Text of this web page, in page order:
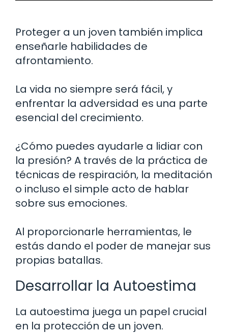
Proteger a un joven también implica
enseñarle habilidades de
afrontamiento.
La vida no siempre será fácil, y
enfrentar la adversidad es una parte
esencial del crecimiento.
¿Cómo puedes ayudarle a lidiar con
la presión? A través de la práctica de
técnicas de respiración, la meditación
o incluso el simple acto de hablar
sobre sus emociones.
Al proporcionarle herramientas, le
estás dando el poder de manejar sus
propias batallas.
Desarrollar la Autoestima
La autoestima juega un papel crucial
en la protección de un joven.